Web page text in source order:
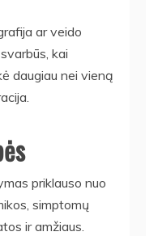
ar veido
kai
daugiau nei vieną
priklauso nuo
simptomų
ir amžiaus.